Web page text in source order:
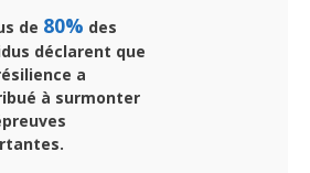
de 80% des
déclarent que
a
à surmonter